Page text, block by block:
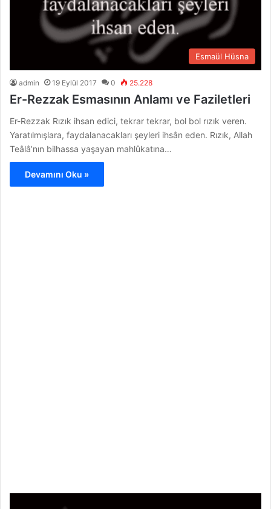
Esmaül Hüsna
admin 19 Eylül 2017 0 25.228
Er-Rezzak Esmasının Anlamı ve Faziletleri
Er-Rezzak Rızık ihsan edici, tekrar tekrar, bol bol rızık veren.
Yaratılmışlara, faydalanacakları şeyleri ihsân eden. Rızık, Allah
Teâlâ’nın bilhassa yaşayan mahlûkatına…
Devamını Oku »